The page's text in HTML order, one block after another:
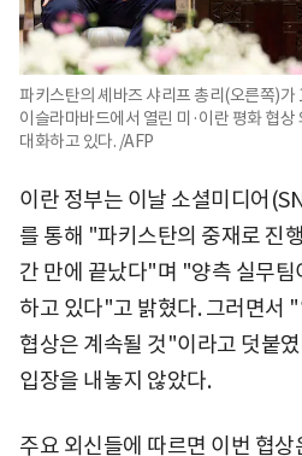
파키스탄의 셰바즈 샤리프 총리(오른쪽)가
이슬라마바드에서 열린 미·이란 평화 협
대화하고 있다. /AFP
이란 정부는 이날 소셜미디어
를 통해 "파키스탄의 중재로 진
간 만에 끝났다"며 "양측 실무팀
하고 있다"고 밝혔다. 그러면서
협상은 계속될 것"이라고 덧붙
입장을 내놓지 않았다.
주요 외신들에 따르면 이번 협